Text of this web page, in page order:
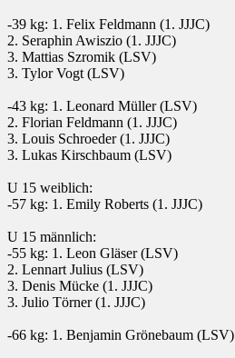
-39 kg: 1. Felix Feldmann (1. JJJC)
2. Seraphin Awiszio (1. JJJC)
3. Mattias Szromik (LSV)
3. Tylor Vogt (LSV)
-43 kg: 1. Leonard Müller (LSV)
2. Florian Feldmann (1. JJJC)
3. Louis Schroeder (1. JJJC)
3. Lukas Kirschbaum (LSV)
U 15 weiblich:
-57 kg: 1. Emily Roberts (1. JJJC)
U 15 männlich:
-55 kg: 1. Leon Gläser (LSV)
2. Lennart Julius (LSV)
3. Denis Mücke (1. JJJC)
3. Julio Törner (1. JJJC)
-66 kg: 1. Benjamin Grönebaum (LSV)